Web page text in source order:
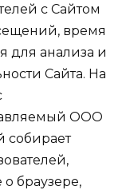
с Сайтом
время
для анализа и
Сайта. На
ООО
собирает
браузере,